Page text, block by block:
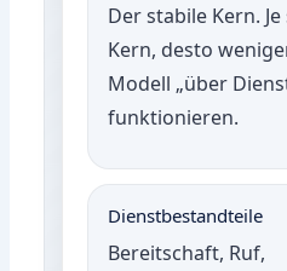
Der stabile Kern.
Kern, desto
Modell „über
funktionieren.
Dienstbestandteile
Bereitschaft, Ruf,